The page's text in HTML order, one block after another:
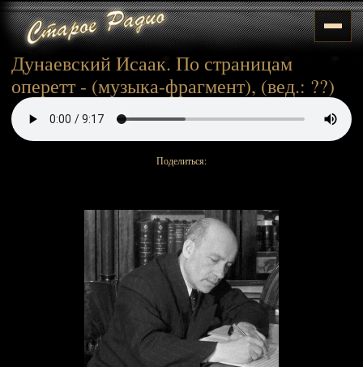
Дунаевский Исаак. По страницам
оперетт - (музыка-фрагмент), (вед.: ??)
Поделиться: